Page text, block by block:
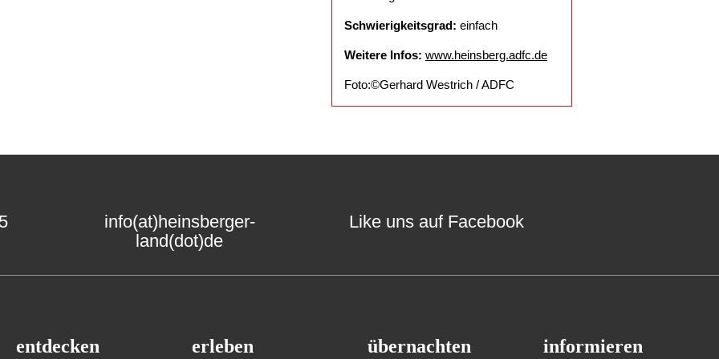
Schwierigkeitsgrad: einfach
Weitere Infos: www.heinsberg.adfc.de
Foto:©Gerhard Westrich / ADFC
info(at)heinsberger-
land(dot)de
Like uns auf Facebook
entdecken erleben übernachten informieren